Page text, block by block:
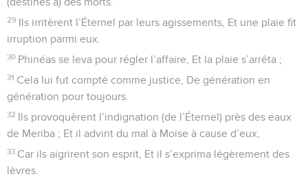
29 Ils irritèrent l’Éternel par leurs agissements, Et une plaie fit
irruption parmi eux.
30 Phinéas se leva pour régler l’affaire, Et la plaie s’arrêta ;
31 Cela lui fut compté comme justice, De génération en
génération pour toujours.
32 Ils provoquèrent l’indignation (de l’Éternel) près des eaux
de Meriba ; Et il advint du mal à Moïse à cause d’eux,
33 Car ils aigrirent son esprit, Et il s’exprima légèrement des
lèvres.